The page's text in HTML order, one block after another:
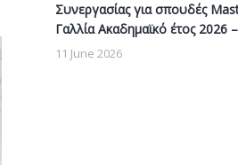
Συνεργασίας για σπουδές
Γαλλία Ακαδημαϊκό έτος 2026
11 June 2026